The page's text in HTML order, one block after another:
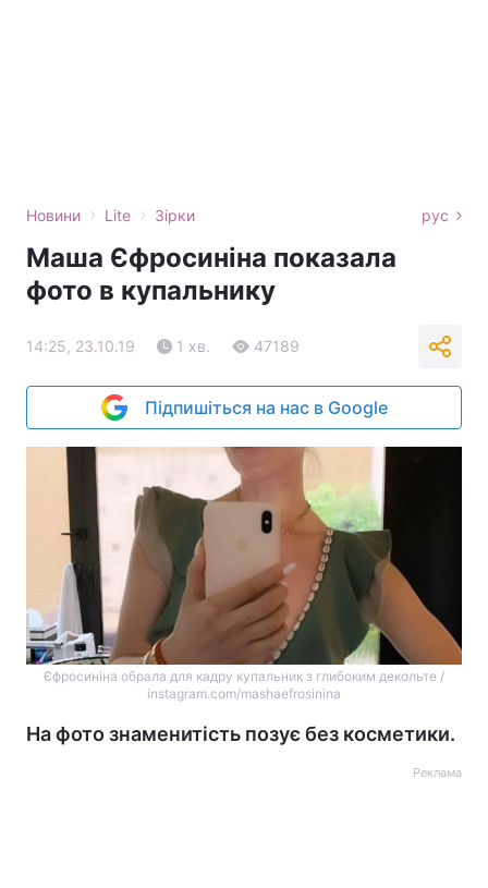
Новини › Lite › Зірки рус
Маша Єфросиніна показала
фото в купальнику
14:25, 23.10.19 1 хв. 47189
Підпишіться на нас в Google
Єфросиніна обрала для кадру купальник з глибоким декольте /
instagram.com/mashaefrosinina
На фото знаменитість позує без косметики.
Реклама